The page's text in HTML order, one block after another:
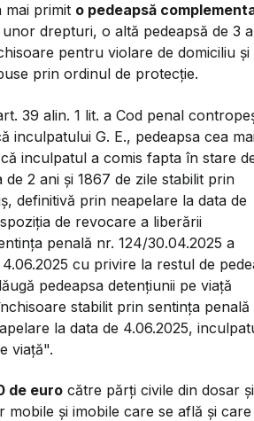
mai primit o pedeapsă
drepturi, o altă pedeapsă de 3
pentru violare de domiciliu și
prin ordinul de protecție.
39 alin. 1 lit. a Cod penal
inculpatului G. E., pedeapsa cea
inculpatul a comis fapta în stare
2 ani și 1867 de zile stabilit prin
definitivă prin neapelare la data de
de revocare a liberării
penală nr. 124/30.04.2025 a
cu privire la restul de
pedeapsa detențiunii pe viață
stabilit prin sentința penală
la data de 4.06.2025,
viață".
de euro către părți civile din dosar
și imobile care se află și